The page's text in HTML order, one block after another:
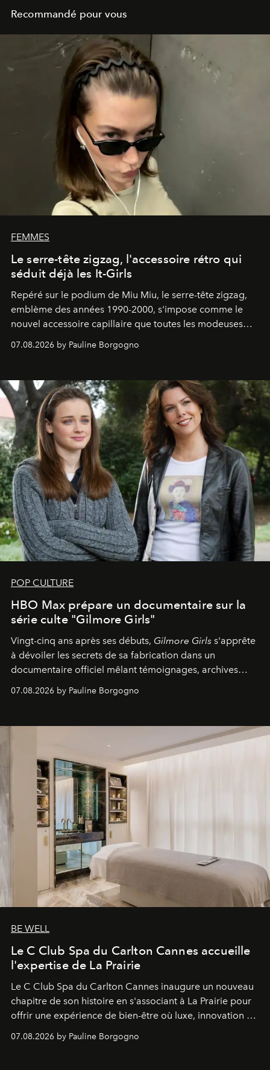
Recommandé pour vous
FEMMES
Le serre-tête zigzag, l'accessoire rétro qui
séduit déjà les It-Girls
Repéré sur le podium de Miu Miu, le serre-tête zigzag,
emblème des années 1990-2000, s'impose comme le
nouvel accessoire capillaire que toutes les modeuses
s'arrachent déjà.
07.08.2026 by Pauline Borgogno
POP CULTURE
HBO Max prépare un documentaire sur la
série culte "Gilmore Girls"
Vingt-cinq ans après ses débuts, Gilmore Girls s'apprête
à dévoiler les secrets de sa fabrication dans un
documentaire officiel mêlant témoignages, archives
inédites et plongée dans les coulisses d'un phénomène
générationnel.
07.08.2026 by Pauline Borgogno
BE WELL
Le C Club Spa du Carlton Cannes accueille
l'expertise de La Prairie
Le C Club Spa du Carlton Cannes inaugure un nouveau
chapitre de son histoire en s'associant à La Prairie pour
offrir une expérience de bien-être où luxe, innovation et
expertise se rencontrent.
07.08.2026 by Pauline Borgogno